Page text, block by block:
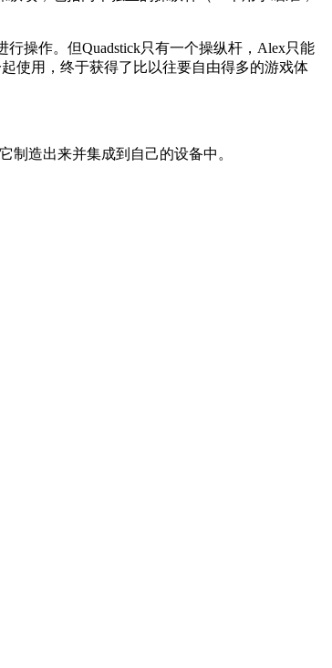
操作。但Quadstick只有一个操纵杆，Alex只能
使用，终于获得了比以往要自由得多的游戏体
造出来并集成到自己的设备中。